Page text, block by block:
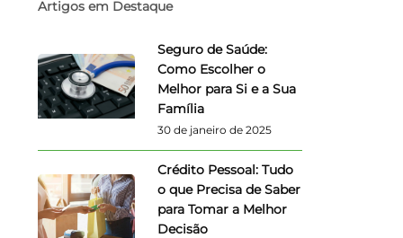
Artigos em Destaque
Seguro de Saúde:
Como Escolher o
Melhor para Si e a Sua
Família
30 de janeiro de 2025
Crédito Pessoal: Tudo
o que Precisa de Saber
para Tomar a Melhor
Decisão